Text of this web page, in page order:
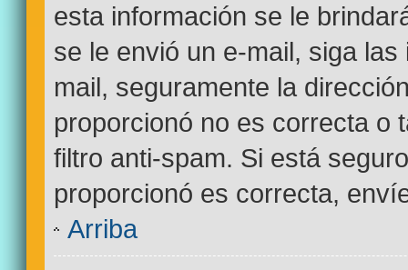
esta información se le
se le envió un e-mail, siga
mail, seguramente la
proporcionó no es correcta o
filtro anti-spam. Si está
proporcionó es correcta,
Arriba